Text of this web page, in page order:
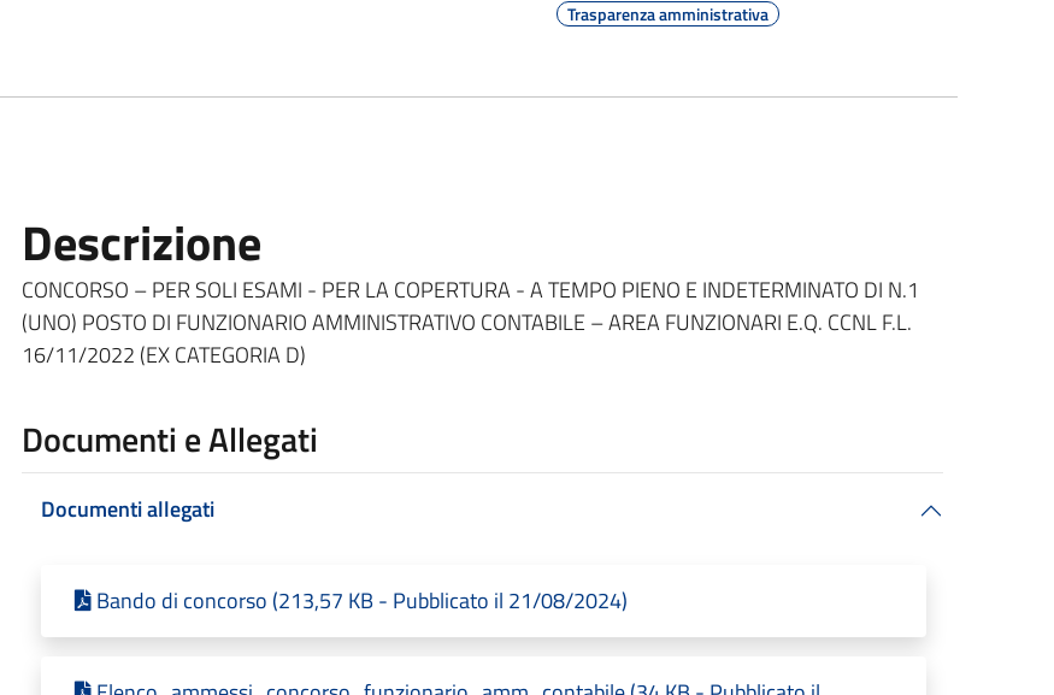
Trasparenza amministrativa
Descrizione
CONCORSO – PER SOLI ESAMI - PER LA COPERTURA - A TEMPO PIENO E INDETERMINATO DI N.1
(UNO) POSTO DI FUNZIONARIO AMMINISTRATIVO CONTABILE – AREA FUNZIONARI E.Q. CCNL F.L.
16/11/2022 (EX CATEGORIA D)
Documenti e Allegati
Documenti allegati
Bando di concorso (213,57 KB - Pubblicato il 21/08/2024)